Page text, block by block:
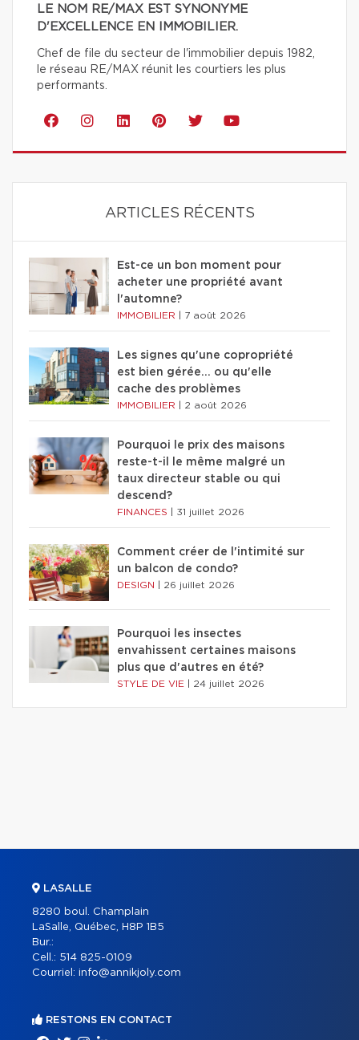
LE NOM RE/MAX EST SYNONYME
D'EXCELLENCE EN IMMOBILIER.
Chef de file du secteur de l'immobilier depuis 1982,
le réseau RE/MAX réunit les courtiers les plus
performants.
ARTICLES RÉCENTS
Est-ce un bon moment pour
acheter une propriété avant
l'automne?
IMMOBILIER 7 août 2026
Les signes qu'une copropriété
est bien gérée… ou qu'elle
cache des problèmes
IMMOBILIER 2 août 2026
Pourquoi le prix des maisons
reste-t-il le même malgré un
taux directeur stable ou qui
descend?
FINANCES 31 juillet 2026
Comment créer de l'intimité sur
un balcon de condo?
DESIGN 26 juillet 2026
Pourquoi les insectes
envahissent certaines maisons
plus que d'autres en été?
STYLE DE VIE 24 juillet 2026
LASALLE
8280 boul. Champlain
LaSalle, Québec, H8P 1B5
Bur.:
Cell.: 514 825-0109
Courriel: info@annikjoly.com
RESTONS EN CONTACT